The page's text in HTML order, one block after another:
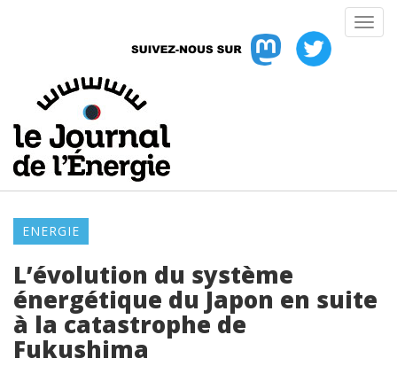
ENERGIE
L’évolution du système
énergétique du Japon en suite
à la catastrophe de
Fukushima